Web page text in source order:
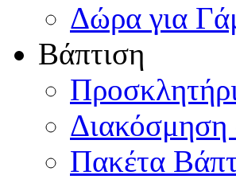
Δώρα για
Βάπτιση
Διακόσμηση
Πακέτα